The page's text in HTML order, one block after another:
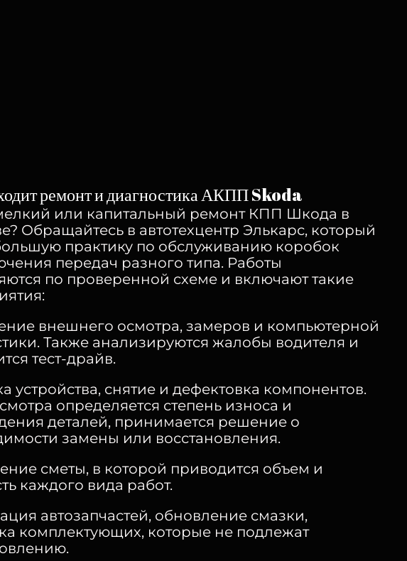
ремонт и диагностика АКПП Skoda
или капитальный ремонт КПП Шкода в
Обращайтесь в автотехцентр Элькарс, который
практику по обслуживанию коробок
передач разного типа. Работы
по проверенной схеме и включают такие
внешнего осмотра, замеров и компьютерной
Также анализируются жалобы водителя и
тест-драйв.
устройства, снятие и дефектовка компонентов.
определяется степень износа и
деталей, принимается решение о
замены или восстановления.
сметы, в которой приводится объем и
каждого вида работ.
автозапчастей, обновление смазки,
комплектующих, которые не подлежат